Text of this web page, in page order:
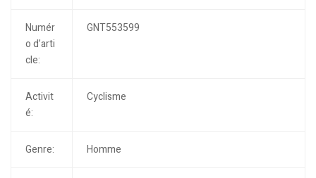
Numér
o d’arti
cle:
GNT553599
Activit
é:
Cyclisme
Genre: Homme